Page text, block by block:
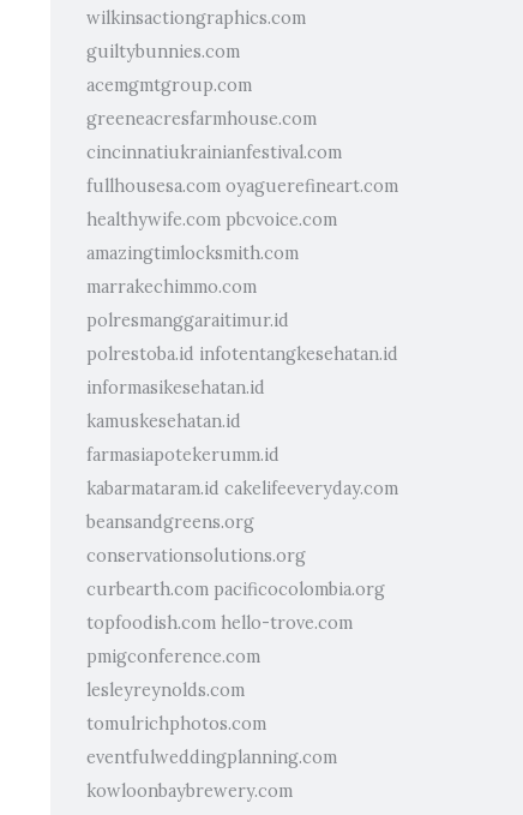
wilkinsactiongraphics.com
guiltybunnies.com
acemgmtgroup.com
greeneacresfarmhouse.com
cincinnatiukrainianfestival.com
fullhousesa.com oyaguerefineart.com
healthywife.com pbcvoice.com
amazingtimlocksmith.com
marrakechimmo.com
polresmanggaraitimur.id
polrestoba.id infotentangkesehatan.id
informasikesehatan.id
kamuskesehatan.id
farmasiapotekerumm.id
kabarmataram.id cakelifeeveryday.com
beansandgreens.org
conservationsolutions.org
curbearth.com pacificocolombia.org
topfoodish.com hello-trove.com
pmigconference.com
lesleyreynolds.com
tomulrichphotos.com
eventfulweddingplanning.com
kowloonbaybrewery.com